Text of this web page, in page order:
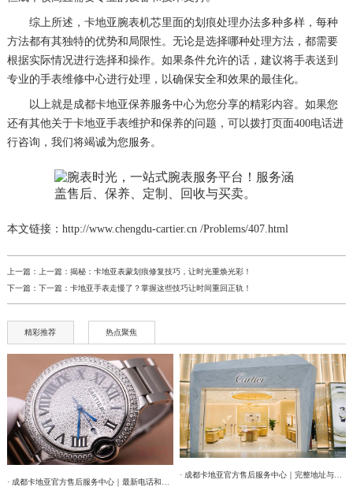
综上所述，卡地亚腕表机芯里面的划痕处理办法多种多样，每种
方法都有其独特的优势和局限性。无论是选择哪种处理方法，都需要
根据实际情况进行选择和操作。如果条件允许的话，建议将手表送到
专业的手表维修中心进行处理，以确保安全和效果的最佳化。
以上就是成都卡地亚保养服务中心为您分享的精彩内容。如果您
还有其他关于卡地亚手表维护和保养的问题，可以拨打页面400电话进
行咨询，我们将竭诚为您服务。
本文链接：http://www.chengdu-cartier.cn /Problems/407.html
上一篇：上一篇： 揭秘：卡地亚表蒙划痕修复技巧，让时光重焕光彩！
下一篇：下一篇： 卡地亚手表走慢了？掌握这些技巧让时间重回正轨！
精彩推荐 热点聚焦